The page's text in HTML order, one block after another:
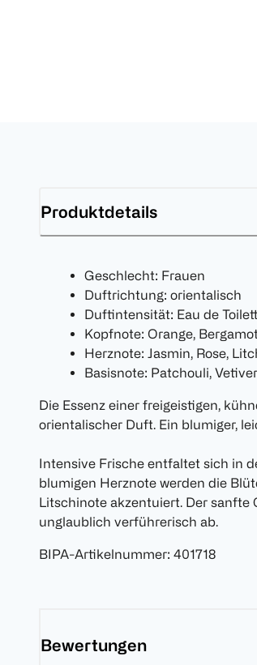
Produktdetails
Geschlecht: Frauen
Duftrichtung: orientalisch
Duftintensität: Eau de
Kopfnote: Orange,
Herznote: Jasmin, Rose,
Basisnote: Patchouli, Vetiver
Die Essenz einer freigeistigen,
orientalischer Duft. Ein blumiger,
Intensive Frische entfaltet sich in
blumigen Herznote werden die
Litschinote akzentuiert. Der
unglaublich verführerisch ab.
BIPA-Artikelnummer: 401718
Bewertungen